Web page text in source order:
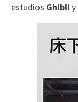
estudios Ghibli y